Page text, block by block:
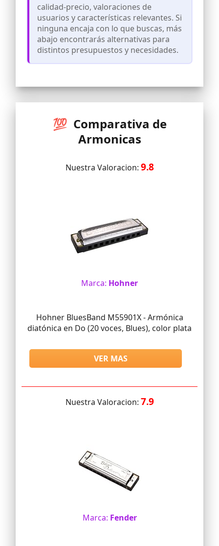
el juego de armónica
Materiales de alta calidad: las cañas
están hechas de cobre especial, el peine
de plástico de fácil cuidado; esto
asegura una larga duración de la
armónica
instrumento de viento ideal para
armónica lo disfrutarán durante mucho
calidad-precio, valoraciones de
usuarios y características relevantes. Si
ninguna encaja con lo que buscas, más
abajo encontrarás alternativas para
distintos presupuestos y necesidades.
💯 Comparativa de
Armonicas
Nuestra Valoracion: 9.8
Marca: Hohner
Hohner BluesBand M55901X - Armónica
diatónica en Do (20 voces, Blues), color plata
VER MAS
Nuestra Valoracion: 7.9
Marca: Fender